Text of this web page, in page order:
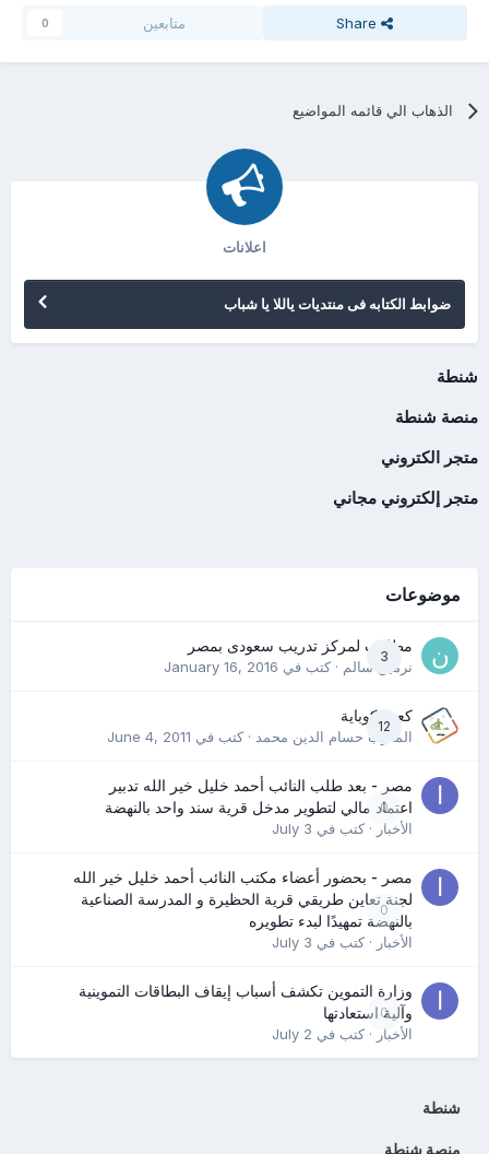
Share متابعين 0
الذهاب الي قائمه المواضيع
اعلانات
ضوابط الكتابه فى منتديات ياللا يا شباب
شنطة
منصة شنطة
متجر الكتروني
متجر إلكتروني مجاني
موضوعات
3
مطلوب لمركز تدريب سعودى بمصر
نرمين سالم· كتب في January 16, 2016
12
كعب كوباية
المدرب حسام الدين محمد· كتب في June 4, 2011
0
مصر - بعد طلب النائب أحمد خليل خير الله تدبير
اعتماد مالي لتطوير مدخل قرية سند واحد بالنهضة
الأخبار· كتب في July 3
0
مصر - بحضور أعضاء مكتب النائب أحمد خليل خير الله
لجنة تعاين طريقي قرية الحظيرة و المدرسة الصناعية
بالنهضة تمهيدًا لبدء تطويره
الأخبار· كتب في July 3
0
وزارة التموين تكشف أسباب إيقاف البطاقات التموينية
وآلية استعادتها
الأخبار· كتب في July 2
شنطة
منصة شنطة